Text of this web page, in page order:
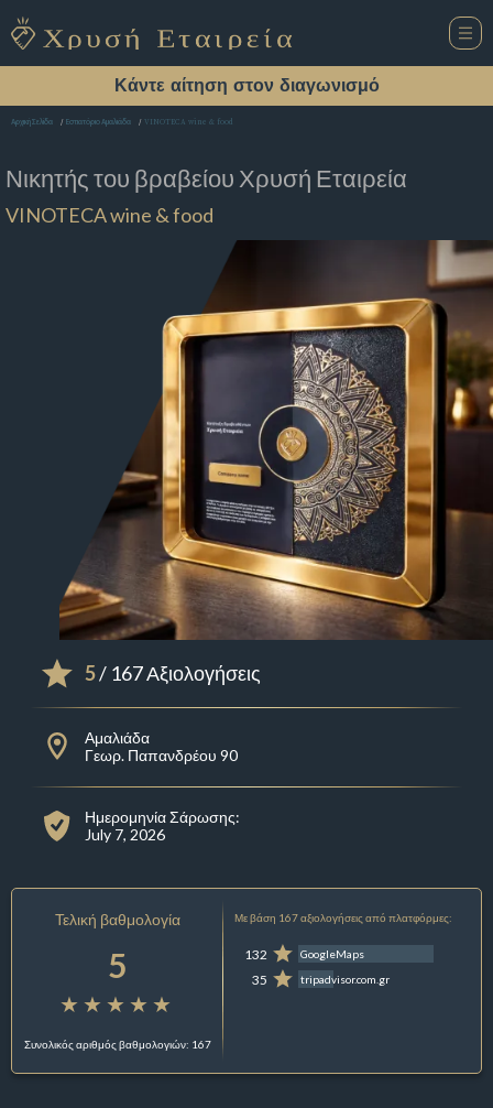
Κάντε αίτηση στον διαγωνισμό
Αρχική Σελίδα Εστιατόριο Αμαλιάδα VINOTECA wine & food
Νικητής του βραβείου Χρυσή Εταιρεία
VINOTECA wine & food
5/ 167 Αξιολογήσεις
Αμαλιάδα
Γεωρ. Παπανδρέου 90
Ημερομηνία Σάρωσης:
July 7, 2026
Τελική βαθμολογία
5
Συνολικός αριθμός βαθμολογιών: 167
Με βάση 167 αξιολογήσεις από πλατφόρμες:
132 GoogleMaps
35 tripadvisor.com.gr